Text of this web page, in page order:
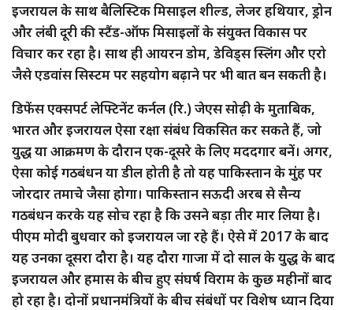
इजरायल के साथ बैलिस्टिक मिसाइल शील्ड, लेजर हथियार, ड्रोन
और लंबी दूरी की स्टैंड-ऑफ मिसाइलों के संयुक्त विकास पर
विचार कर रहा है। साथ ही आयरन डोम, डेविड्स स्लिंग और एरो
जैसे एडवांस सिस्टम पर सहयोग बढ़ाने पर भी बात बन सकती है।
डिफेंस एक्सपर्ट लेफ्टिनेंट कर्नल (रि.) जेएस सोढ़ी के मुताबिक,
भारत और इजरायल ऐसा रक्षा संबंध विकसित कर सकते हैं, जो
युद्ध या आक्रमण के दौरान एक-दूसरे के लिए मददगार बनें। अगर,
ऐसा कोई गठबंधन या डील होती है तो यह पाकिस्तान के मुंह पर
जोरदार तमाचे जैसा होगा। पाकिस्तान सऊदी अरब से सैन्य
गठबंधन करके यह सोच रहा है कि उसने बड़ा तीर मार लिया है।
पीएम मोदी बुधवार को इजरायल जा रहे हैं। ऐसे में 2017 के बाद
यह उनका दूसरा दौरा है। यह दौरा गाजा में दो साल के युद्ध के बाद
इजरायल और हमास के बीच हुए संघर्ष विराम के कुछ महीनों बाद
हो रहा है। दोनों प्रधानमंत्रियों के बीच संबंधों पर विशेष ध्यान दिया